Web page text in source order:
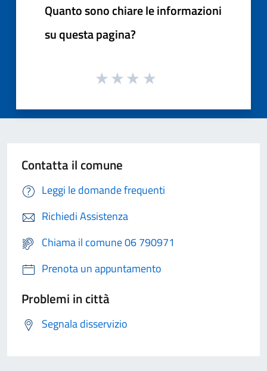
Quanto sono chiare le informazioni
su questa pagina?
Contatta il comune
Leggi le domande frequenti
Richiedi Assistenza
Chiama il comune 06 790971
Prenota un appuntamento
Problemi in città
Segnala disservizio